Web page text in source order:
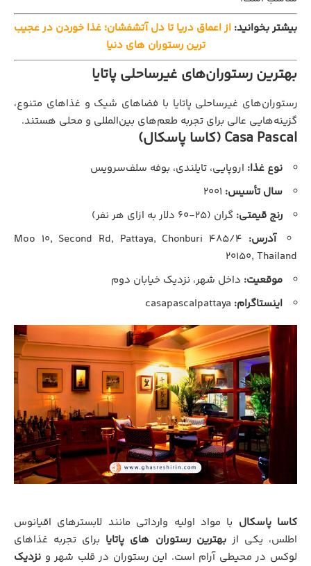
بیشتر بخوانید: از اعماق دریا تا دل آتشفشان؛ غذا خوردن در عجیب
ترین رستوران های دنیا
بهترین رستوران‌های غیرساحلی پاتایا
رستوران‌های غیرساحلی پاتایا با فضاهای شیک و غذاهای متنوع،
گزینه‌هایی عالی برای تجربه طعم‌های بین‌المللی و محلی هستند.
Casa Pascal (کاسا پاسکال)
نوع غذا: اروپایی، تایلندی، بوفه سلف‌سرویس
سال تأسیس:
رنج قیمتی: گران (۲۵-۶۰ دلار به ازای هر نفر)
آدرس:
۴۸۵/۴ Moo ۱۰, Second Rd, Pattaya, Chonburi
۲۰۱۵۰, Thailand
موقعیت: داخل شهر، نزدیک خیابان دوم
اینستاگرام:
کاسا پاسکال با مواد اولیه وارداتی مانند لابسترهای اقیانوس
اطلس، یکی ازبهترین رستوران‌ های پاتایا برای تجربه غذاهای
لوکس در محیطی آرام است. این رستوران در قلب شهر و نزدیک